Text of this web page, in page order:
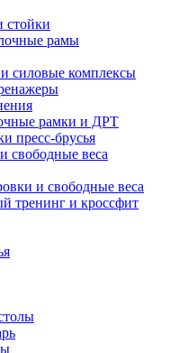
стойки
рамы
силовые комплексы
рамки и ДРТ
пресс-брусья
свободные веса
и свободные веса
тренинг и кроссфит